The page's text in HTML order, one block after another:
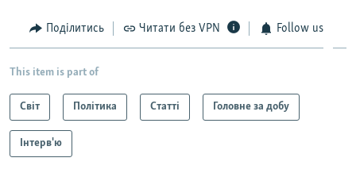
Поділитись Читати без VPN Follow us
This item is part of
Світ Політика Статті Головне за добу
Інтерв'ю